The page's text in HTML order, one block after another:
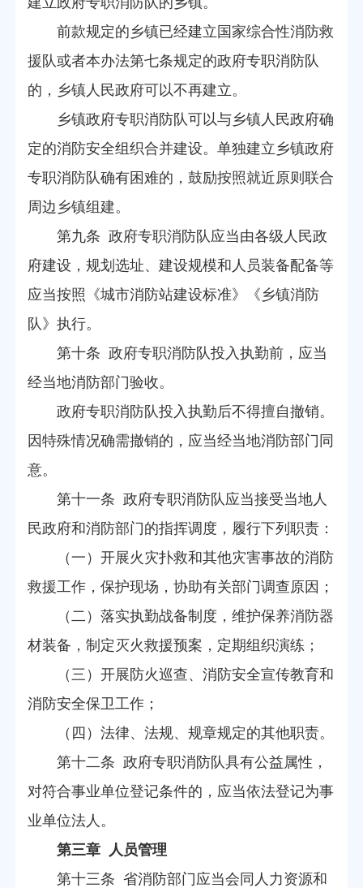
前款规定的乡镇已经建立国家综合性消防救
援队或者本办法第七条规定的政府专职消防队
的，乡镇人民政府可以不再建立。
乡镇政府专职消防队可以与乡镇人民政府确
定的消防安全组织合并建设。单独建立乡镇政府
专职消防队确有困难的，鼓励按照就近原则联合
周边乡镇组建。
第九条 政府专职消防队应当由各级人民政
府建设，规划选址、建设规模和人员装备配备等
应当按照《城市消防站建设标准》《乡镇消防
队》执行。
第十条 政府专职消防队投入执勤前，应当
经当地消防部门验收。
政府专职消防队投入执勤后不得擅自撤销。
因特殊情况确需撤销的，应当经当地消防部门同
意。
第十一条 政府专职消防队应当接受当地人
民政府和消防部门的指挥调度，履行下列职责：
（一）开展火灾扑救和其他灾害事故的消防
救援工作，保护现场，协助有关部门调查原因；
（二）落实执勤战备制度，维护保养消防器
材装备，制定灭火救援预案，定期组织演练；
（三）开展防火巡查、消防安全宣传教育和
消防安全保卫工作；
（四）法律、法规、规章规定的其他职责。
第十二条 政府专职消防队具有公益属性，
对符合事业单位登记条件的，应当依法登记为事
业单位法人。
第三章 人员管理
第十三条 省消防部门应当会同人力资源和